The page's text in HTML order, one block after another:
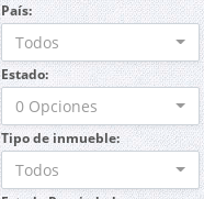
País:
Todos
Estado:
0 Opciones
Tipo de inmueble:
Todos